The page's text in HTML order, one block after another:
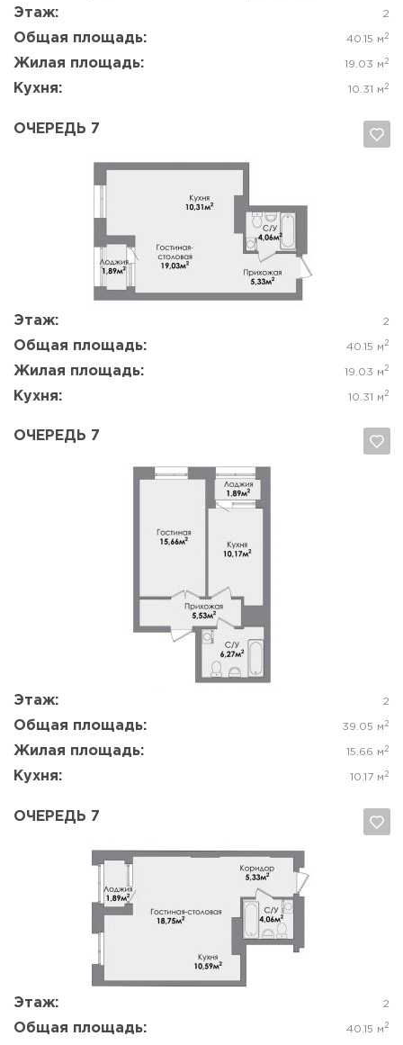
Этаж: 2
Общая площадь: 40.15 м 2
Жилая площадь: 19.03 м 2
Кухня: 10.31 м 2
ОЧЕРЕДЬ 7
Этаж: 2
Общая площадь: 40.15 м 2
Жилая площадь: 19.03 м 2
Кухня: 10.31 м 2
Да, удалить
ОЧЕРЕДЬ 7
Этаж: 2
Общая площадь: 39.05 м 2
Жилая площадь: 15.66 м 2
Кухня: 10.17 м 2
Да, удалить Отмена
ОЧЕРЕДЬ 7
Этаж: 2
Общая площадь: 40.15 м 2
Да, удалить Отмена